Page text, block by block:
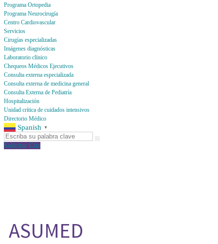
Programa Ortopedia
Programa Neurocirugía
Centro Cardiovascular
Servicios
Cirugías especializadas
Imágenes diagnósticas
Laboratorio clínico
Chequeos Médicos Ejecutivos
Consulta externa especializada
Consulta externa de medicina general
Consulta Externa de Pediatría
Hospitalización
Unidad crítica de cuidados intensivos
Directorio Médico
Spanish ▼
Solicitar Cita
ASUMED